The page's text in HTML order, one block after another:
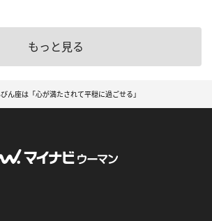
もっと見る
ん座は「心が満たされて平穏に過ごせる」